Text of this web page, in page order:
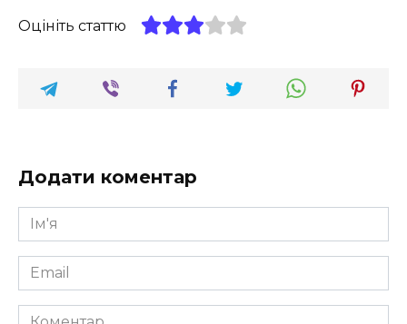
Оцініть статтю
Додати коментар
Ім'я
*
Email
*
Коментар